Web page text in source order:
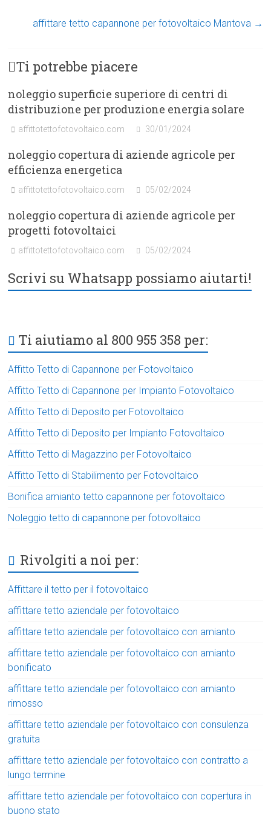
affittare tetto capannone per fotovoltaico Mantova →
Ti potrebbe piacere
noleggio superficie superiore di centri di
distribuzione per produzione energia solare
affittotettofotovoltaico.com 30/01/2024
noleggio copertura di aziende agricole per
efficienza energetica
affittotettofotovoltaico.com 05/02/2024
noleggio copertura di aziende agricole per
progetti fotovoltaici
affittotettofotovoltaico.com 05/02/2024
Scrivi su Whatsapp possiamo aiutarti!
Ti aiutiamo al 800 955 358 per:
Affitto Tetto di Capannone per Fotovoltaico
Affitto Tetto di Capannone per Impianto Fotovoltaico
Affitto Tetto di Deposito per Fotovoltaico
Affitto Tetto di Deposito per Impianto Fotovoltaico
Affitto Tetto di Magazzino per Fotovoltaico
Affitto Tetto di Stabilimento per Fotovoltaico
Bonifica amianto tetto capannone per fotovoltaico
Noleggio tetto di capannone per fotovoltaico
Rivolgiti a noi per:
Affittare il tetto per il fotovoltaico
affittare tetto aziendale per fotovoltaico
affittare tetto aziendale per fotovoltaico con amianto
affittare tetto aziendale per fotovoltaico con amianto
bonificato
affittare tetto aziendale per fotovoltaico con amianto
rimosso
affittare tetto aziendale per fotovoltaico con consulenza
gratuita
affittare tetto aziendale per fotovoltaico con contratto a
lungo termine
affittare tetto aziendale per fotovoltaico con copertura in
buono stato